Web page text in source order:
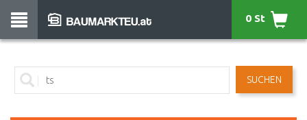
SUCHEN
0 St